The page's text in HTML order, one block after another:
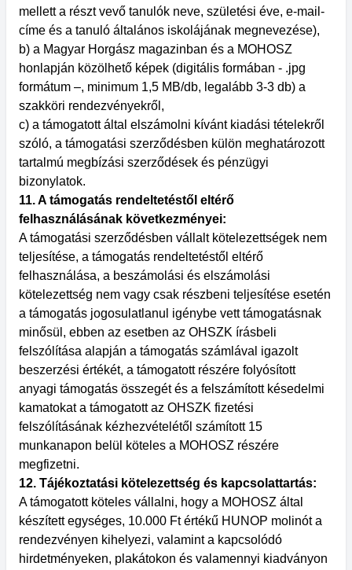
mellett a részt vevő tanulók neve, születési éve, e-mail-
címe és a tanuló általános iskolájának megnevezése),
b) a Magyar Horgász magazinban és a MOHOSZ
honlapján közölhető képek (digitális formában - .jpg
formátum –, minimum 1,5 MB/db, legalább 3-3 db) a
szakköri rendezvényekről,
c) a támogatott által elszámolni kívánt kiadási tételekről
szóló, a támogatási szerződésben külön meghatározott
tartalmú megbízási szerződések és pénzügyi
bizonylatok.
11. A támogatás rendeltetéstől eltérő
felhasználásának következményei:
A támogatási szerződésben vállalt kötelezettségek nem
teljesítése, a támogatás rendeltetéstől eltérő
felhasználása, a beszámolási és elszámolási
kötelezettség nem vagy csak részbeni teljesítése esetén
a támogatás jogosulatlanul igénybe vett támogatásnak
minősül, ebben az esetben az OHSZK írásbeli
felszólítása alapján a támogatás számlával igazolt
beszerzési értékét, a támogatott részére folyósított
anyagi támogatás összegét és a felszámított késedelmi
kamatokat a támogatott az OHSZK fizetési
felszólításának kézhezvételétől számított 15
munkanapon belül köteles a MOHOSZ részére
megfizetni.
12. Tájékoztatási kötelezettség és kapcsolattartás:
A támogatott köteles vállalni, hogy a MOHOSZ által
készített egységes, 10.000 Ft értékű HUNOP molinót a
rendezvényen kihelyezi, valamint a kapcsolódó
hirdetményeken, plakátokon és valamennyi kiadványon